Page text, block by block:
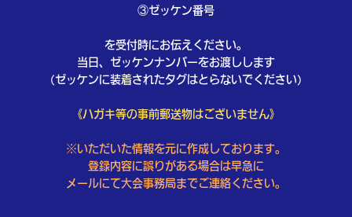
③ゼッケン番号
を受付時にお伝えください。
当日、ゼッケンナンバーをお渡しします
(ゼッケンに装着されたタグはとらないでください)
《ハガキ等の事前郵送物はございません》
※いただいた情報を元に作成しております。
登録内容に誤りがある場合は早急に
メールにて大会事務局までご連絡ください。